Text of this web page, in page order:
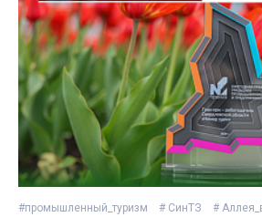
#промышленный_туризм # СинТЗ #